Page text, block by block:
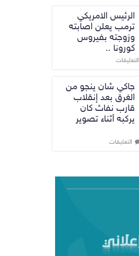
الرئيس الامريكي
ترمب يعلن اصابته
وزوجته بفيروس
كورونا ..
التعليقات
جاكي شان ينجو من
الغرق بعد إنقلاب
قارب نفاث كان
يركبه أثناء تصوير
التعليقات